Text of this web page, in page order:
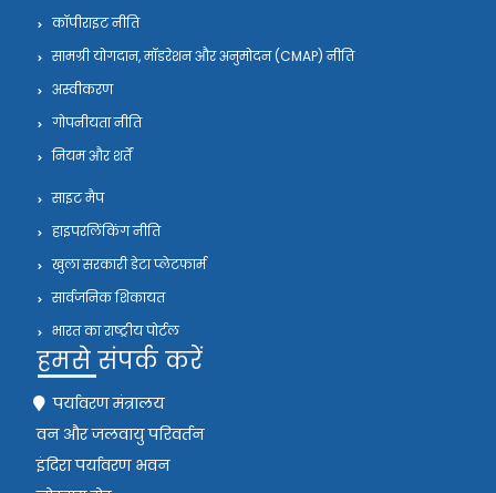
कॉपीराइट नीति
सामग्री योगदान, मॉडरेशन और अनुमोदन (CMAP) नीति
अस्वीकरण
गोपनीयता नीति
नियम और शर्तें
साइट मैप
हाइपरलिंकिंग नीति
खुला सरकारी डेटा प्लेटफार्म
सार्वजनिक शिकायत
भारत का राष्ट्रीय पोर्टल
हमसे संपर्क करें
पर्यावरण मंत्रालय
वन और जलवायु परिवर्तन
इंदिरा पर्यावरण भवन